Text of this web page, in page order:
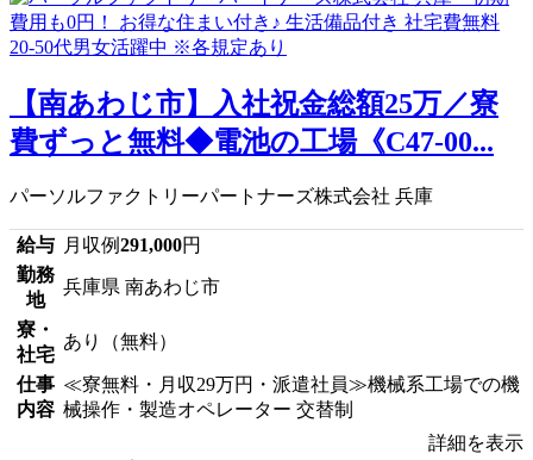
【南あわじ市】入社祝金総額25万／寮
費ずっと無料◆電池の工場《C47-00...
パーソルファクトリーパートナーズ株式会社 兵庫
給与 月収例291,000円
勤務
地
兵庫県 南あわじ市
寮・
社宅
あり（無料）
仕事
内容
≪寮無料・月収29万円・派遣社員≫機械系工場での機
械操作・製造オペレーター 交替制
詳細を表示